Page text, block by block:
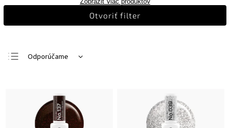
Odporúčame
Najpredávanejšie
Abecedne
Otvoriť filter